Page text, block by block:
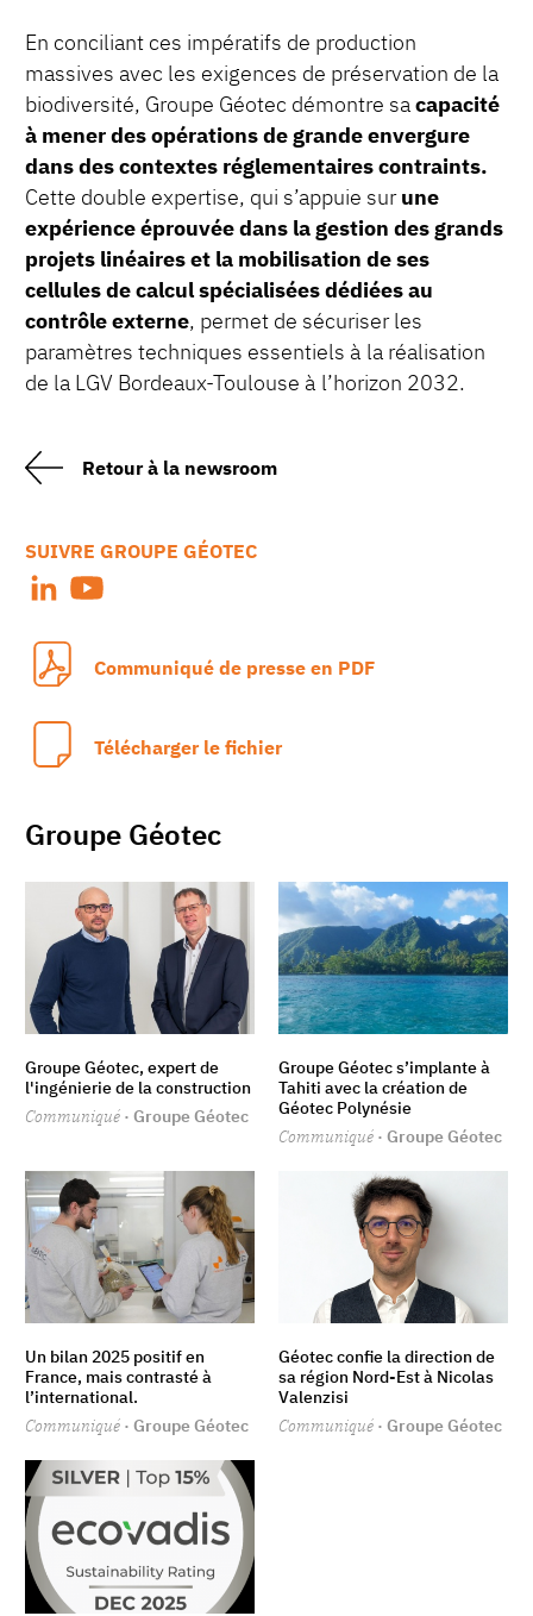
En conciliant ces impératifs de production
massives avec les exigences de préservation de la
biodiversité, Groupe Géotec démontre sacapacité
à mener des opérations de grande envergure
dans des contextes réglementaires contraints.
Cette double expertise, qui s’appuie surune
expérience éprouvée dans la gestion des grands
projets linéaires et la mobilisation de ses
cellules de calcul spécialisées dédiées au
contrôle externe, permet de sécuriser les
paramètres techniques essentiels à la réalisation
de la LGV Bordeaux-Toulouse à l’horizon 2032.
Retour à la newsroom
SUIVRE GROUPE GÉOTEC
Communiqué de presse en PDF
Télécharger le fichier
Groupe Géotec
Groupe Géotec, expert de
l'ingénierie de la construction
Communiqué · Groupe Géotec
Groupe Géotec s’implante à
Tahiti avec la création de
Géotec Polynésie
Communiqué · Groupe Géotec
Un bilan 2025 positif en
France, mais contrasté à
l’international.
Communiqué · Groupe Géotec
Géotec confie la direction de
sa région Nord-Est à Nicolas
Valenzisi
Communiqué · Groupe Géotec